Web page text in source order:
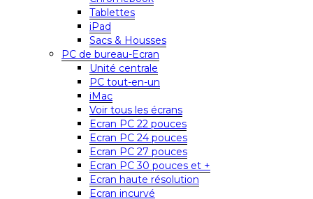
Tablettes
iPad
Sacs & Housses
PC de bureau-Ecran
Unité centrale
PC tout-en-un
iMac
Voir tous les écrans
Ecran PC 22 pouces
Ecran PC 24 pouces
Ecran PC 27 pouces
Ecran PC 30 pouces et +
Ecran haute résolution
Ecran incurvé